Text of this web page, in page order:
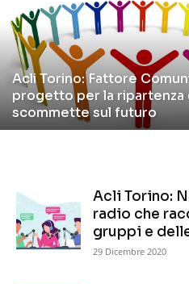
Acli Torino: Fattore
progetto per la ripartenza
scommette sul futuro
Acli Torino:
radio che
gruppi e
29 Dicembre 2020